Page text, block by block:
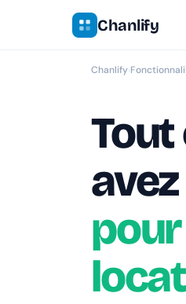
Chanlify
Chanlify›